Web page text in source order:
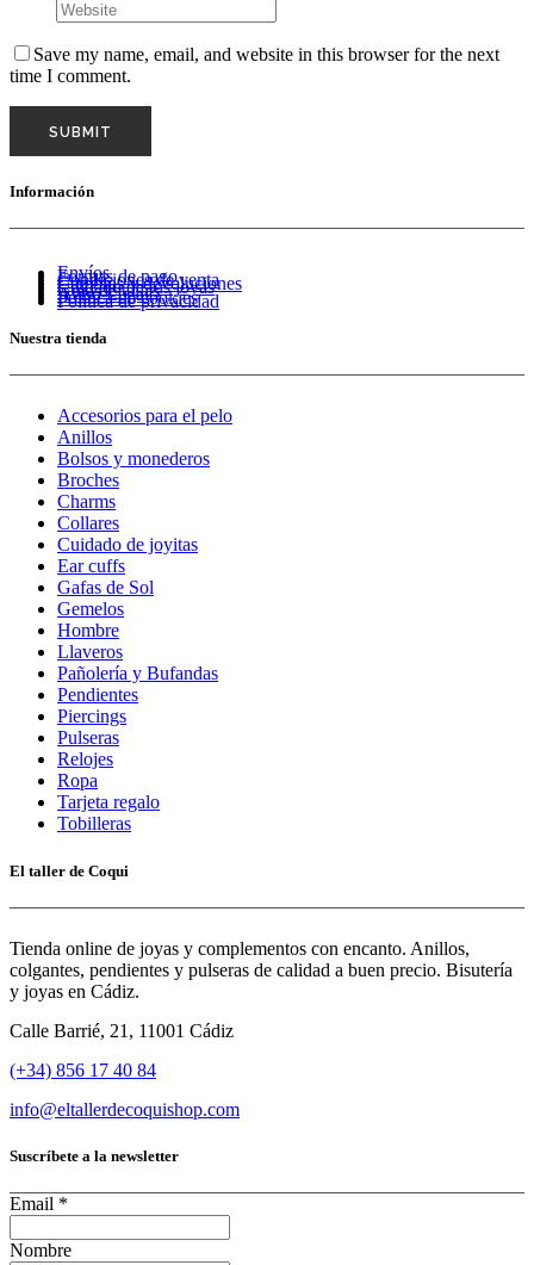
Save my name, email, and website in this browser for the next
time I comment.
Información
Envíos
Formas de pago
Condiciones de venta
Cambios y devoluciones
Cuidado de tus joyas
Guía de tallas
Aviso Legal
Política de cookies
Política de privacidad
Nuestra tienda
Accesorios para el pelo
Anillos
Bolsos y monederos
Broches
Charms
Collares
Cuidado de joyitas
Ear cuffs
Gafas de Sol
Gemelos
Hombre
Llaveros
Pañolería y Bufandas
Pendientes
Piercings
Pulseras
Relojes
Ropa
Tarjeta regalo
Tobilleras
El taller de Coqui
Tienda online de joyas y complementos con encanto. Anillos,
colgantes, pendientes y pulseras de calidad a buen precio. Bisutería
y joyas en Cádiz.
Calle Barrié, 21, 11001 Cádiz
(+34) 856 17 40 84
info@eltallerdecoquishop.com
Suscríbete a la newsletter
Email *
Nombre